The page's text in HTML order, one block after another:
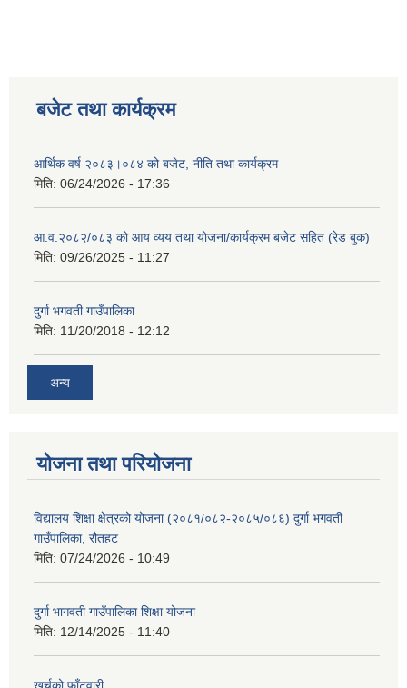
बजेट तथा कार्यक्रम
आर्थिक वर्ष २०८३।०८४ को बजेट, नीति तथा कार्यक्रम
मिति: 06/24/2026 - 17:36
आ.व.२०८२/०८३ को आय व्यय तथा योजना/कार्यक्रम बजेट सहित (रेड बुक)
मिति: 09/26/2025 - 11:27
दुर्गा भगवती गाउँपालिका
मिति: 11/20/2018 - 12:12
अन्य
योजना तथा परियोजना
विद्यालय शिक्षा क्षेत्रको योजना (२०८१/०८२-२०८५/०८६) दुर्गा भगवती
गाउँपालिका, रौतहट
मिति: 07/24/2026 - 10:49
दुर्गा भागवती गाउँपालिका शिक्षा योजना
मिति: 12/14/2025 - 11:40
खर्चको फाँटवारी